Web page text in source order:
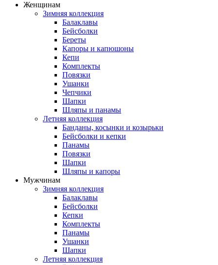
Женщинам
Зимняя коллекция
Балаклавы
Бейсболки
Береты
Капоры и капюшоны
Кепи
Комплекты
Повязки
Ушанки
Чепчики
Шапки
Шляпы и панамы
Летняя коллекция
Банданы, косынки и козырьки
Бейсболки и кепки
Панамы
Повязки
Шапки
Шляпы и капоры
Мужчинам
Зимняя коллекция
Балаклавы
Бейсболки
Кепки
Комплекты
Панамы
Ушанки
Шапки
Летняя коллекция